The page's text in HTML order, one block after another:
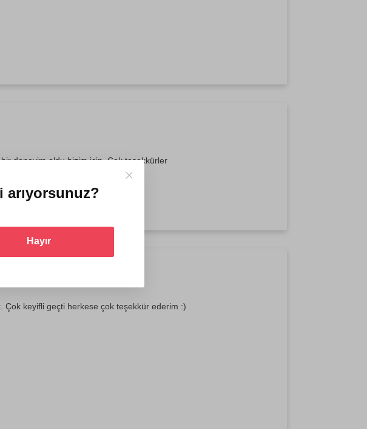
bir deneyim oldu bizim için. Çok teşekkürler
Çok keyifli geçti herkese çok teşekkür ederim :)
Hayır